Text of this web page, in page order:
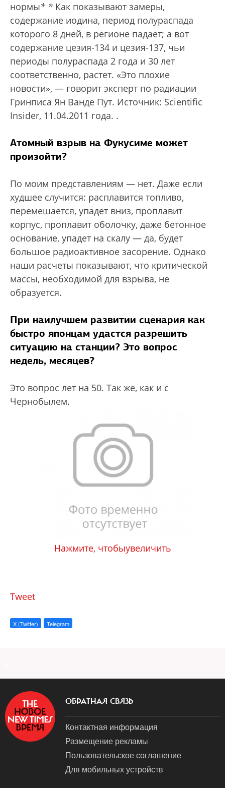
нормы* * Как показывают замеры,
содержание иодина, период полураспада
которого 8 дней, в регионе падает; а вот
содержание цезия-134 и цезия-137, чьи
периоды полураспада 2 года и 30 лет
соответственно, растет. «Это плохие
новости», — говорит эксперт по радиации
Гринписа Ян Ванде Пут. Источник: Scientific
Insider, 11.04.2011 года. .
Атомный взрыв на Фукусиме может
произойти?
По моим представлениям — нет. Даже если
худшее случится: расплавится топливо,
перемешается, упадет вниз, проплавит
корпус, проплавит оболочку, даже бетонное
основание, упадет на скалу — да, будет
большое радиоактивное засорение. Однако
наши расчеты показывают, что критической
массы, необходимой для взрыва, не
образуется.
При наилучшем развитии сценария как
быстро японцам удастся разрешить
ситуацию на станции? Это вопрос
недель, месяцев?
Это вопрос лет на 50. Так же, как и с
Чернобылем.
Нажмите, чтобыувеличить
Tweet
X (Twitter) Telegram
ОБРАТНАЯ СВЯЗЬ
Контактная информация
Размещение рекламы
Пользовательское соглашение
Для мобильных устройств